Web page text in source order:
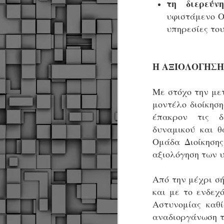
τη
υφιστάμενο
υπηρεσίες
Η ΑΞΙΟΛΟΓΗΣΗ
Με στόχο την
μοντέλο
έπακρον τις
δυναμικού και
Ομάδα
αξιολόγηση των
Από την μέχρι
και με το
Αστυνομίας
αναδιοργάνωση